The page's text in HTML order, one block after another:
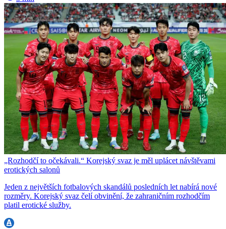
„Rozhodčí to očekávali.“ Korejský svaz je měl uplácet návštěvami
erotických salonů
Jeden z největších fotbalových skandálů posledních let nabírá nové
rozměry. Korejský svaz čelí obvinění, že zahraničním rozhodčím
platil erotické služby.